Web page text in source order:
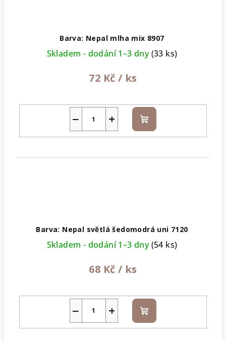
Barva: Nepal mlha mix 8907
Skladem - dodání 1–3 dny(33 ks)
72 Kč / ks
+
− Do
košíku
Barva: Nepal světlá šedomodrá uni 7120
Skladem - dodání 1–3 dny(54 ks)
68 Kč / ks
+
− Do
košíku